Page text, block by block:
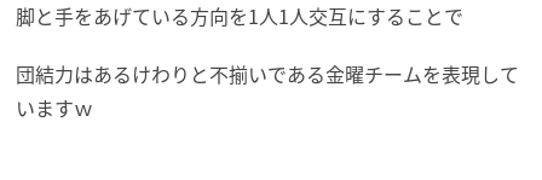
脚と手をあげている方向を1人1人交互にすることで
団結力はあるけわりと不揃いである金曜チームを表現して
いますｗ